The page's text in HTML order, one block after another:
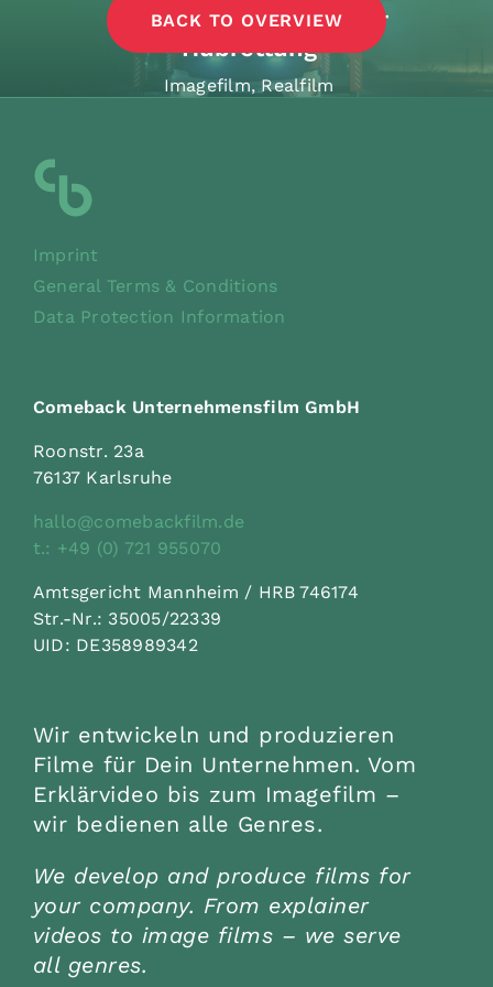
Kompetenzzentrum für
Hubrettung
Imagefilm,Realfilm
BACK TO OVERVIEW
Imprint
General Terms & Conditions
Data Protection Information
Comeback Unternehmensfilm GmbH
Roonstr. 23a
76137 Karlsruhe
hallo@comebackfilm.de
t.: +49 (0) 721 955070
Amtsgericht Mannheim / HRB 746174
Str.-Nr.: 35005/22339
UID: DE358989342
Wir entwickeln und produzieren
Filme für Dein Unternehmen. Vom
Erklärvideo bis zum Imagefilm –
wir bedienen alle Genres.
We develop and produce films for
your company. From explainer
videos to image films – we serve
all genres.